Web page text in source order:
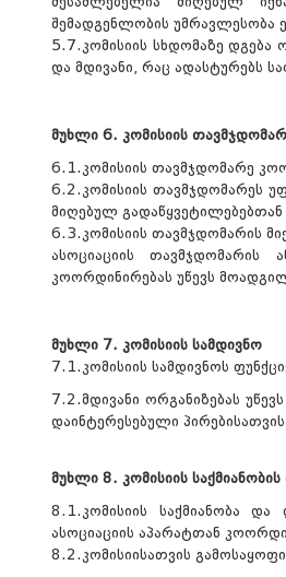
შემადგენლობის უმრავლესობა
5.7.კომისიის სხდომაზე დგება
და მდივანი, რაც ადასტურებს
მუხლი 6. კომისიის
6.1.კომისიის თავმჯდომარე
6.2.კომისიის თავმჯდომარეს
მიღებულ გადაწყვეტილებებთან
6.3.კომისიის თავმჯდომარის
ასოციაციის თავმჯდომარის
კოორდინირებას უწევს
მუხლი 7. კომისიის სამდივნო
7.1.კომისიის სამდივნოს
7.2.მდივანი ორგანიზებას
დაინტერესებული
მუხლი 8. კომისიის
8.1.კომისიის საქმიანობა და
ასოციაციის აპარატთან
8.2.კომისიისათვის